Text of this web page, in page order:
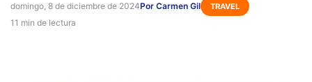
domingo, 8 de diciembre de 2024Por Carmen Gil TRAVEL
11 min de lectura